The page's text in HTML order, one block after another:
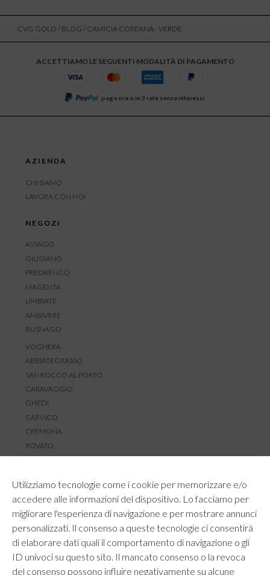
Utilizziamo tecnologie come i cookie per memorizzare e/o
accedere alle informazioni del dispositivo. Lo facciamo per
migliorare l'esperienza di navigazione e per mostrare annunci
personalizzati. Il consenso a queste tecnologie ci consentirà
di elaborare dati quali il comportamento di navigazione o gli
ID univoci su questo sito. Il mancato consenso o la revoca
del consenso possono influire negativamente su alcune
CVG GOLD / BLOG / CAMICIA COREANA - VERDE
ACCETTIAMO LE SEGUENTI MODALITÀ DI PAGAMENTO
paga ora o in 3 rate senza interessi
AZIENDA
CHI SIAMO
LAVORA CON NOI
NEGOZI
ASSAGO
GIUSSANO
PREDRENGO
MAGENTA
LIMBIATE
AMBIVERE
BUSNAGO
VOGHERA
ABBIATEGRASSO
SAN ROCCO AL PORTO
CARAVAGGIO
GHEDI
CARVICO
CREMONA
ROVATO
RESI E RIMBORSI
REGOLAMENTO LOYALTY
CONTATTACI